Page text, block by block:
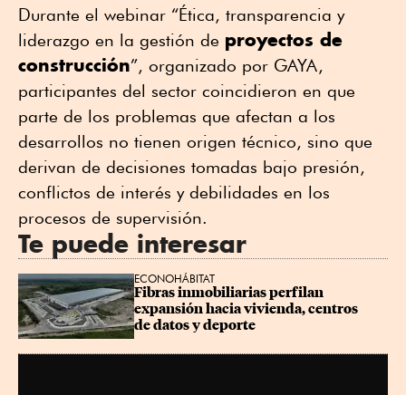
Durante el webinar “Ética, transparencia y
liderazgo en la gestión de proyectos de
construcción”, organizado por GAYA,
participantes del sector coincidieron en que
parte de los problemas que afectan a los
desarrollos no tienen origen técnico, sino que
derivan de decisiones tomadas bajo presión,
conflictos de interés y debilidades en los
procesos de supervisión.
Te puede interesar
ECONOHÁBITAT
Fibras inmobiliarias perfilan
expansión hacia vivienda, centros
de datos y deporte